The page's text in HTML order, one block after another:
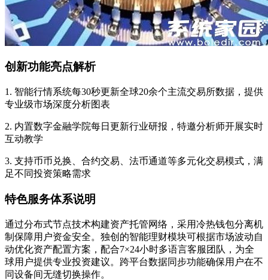
创新功能亮点解析
1. 智能行情系统每30秒更新全球20余个主流交易所数据，提供
专业级市场深度分析图表
2. 内置数字金融学院每日更新行业研报，特邀分析师开展实时
互动教学
3. 支持币币兑换、合约交易、法币通道等多元化交易模式，满
足不同投资策略需求
特色服务体系说明
通过分布式节点技术构建资产托管网络，采用冷热钱包分离机
制保障用户资金安全。独创的智能理财模块可根据市场波动自
动优化资产配置方案，配合7×24小时多语言客服团队，为全
球用户提供专业投资建议。跨平台数据同步功能确保用户在不
同设备间无缝切换操作。